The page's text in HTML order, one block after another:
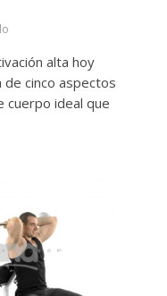
alta hoy
cinco aspectos
cuerpo ideal que